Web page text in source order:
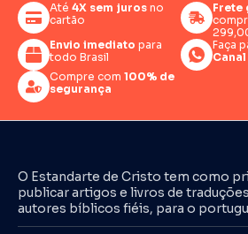
Até 4X sem juros no
cartão
Frete
Envio imediato para
todo Brasil
Faça
Compre com 100% de
segurança
O Estandarte de Cristo tem como
publicar artigos e livros de
autores bíblicos fiéis, para o